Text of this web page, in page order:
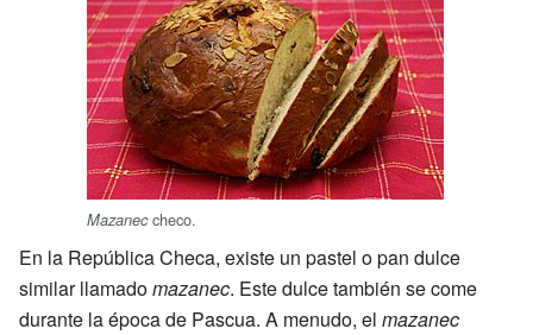
Mazaneccheco.
En la República Checa, existe un pastel o pan dulce
similar llamadomazanec. Este dulce también se come
durante la época de Pascua. A menudo, el mazanec